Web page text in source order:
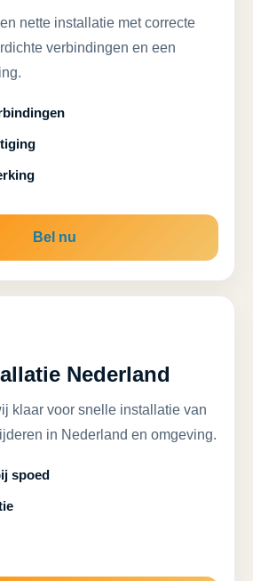
nette installatie met correcte
verbindingen en een
Bel nu
Nederland
klaar voor snelle installatie van
in Nederland en omgeving.
spoed